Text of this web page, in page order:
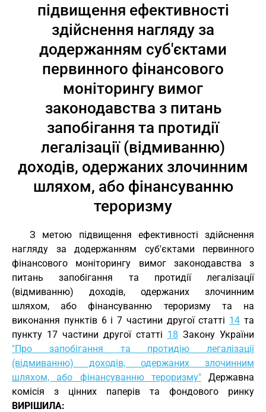
підвищення ефективності
здійснення нагляду за
додержанням суб'єктами
первинного фінансового
моніторингу вимог
законодавства з питань
запобігання та протидії
легалізації (відмиванню)
доходів, одержаних злочинним
шляхом, або фінансуванню
тероризму
З метою підвищення ефективності здійснення
нагляду за додержанням суб'єктами первинного
фінансового моніторингу вимог законодавства з
питань запобігання та протидії легалізації
(відмиванню) доходів, одержаних злочинним
шляхом, або фінансуванню тероризму та на
виконання пунктів 6 і 7 частини другої статті 14 та
пункту 17 частини другої статті 18 Закону України
"Про запобігання та протидію легалізації
(відмиванню) доходів, одержаних злочинним
шляхом, або фінансуванню тероризму"Державна
комісія з цінних паперів та фондового ринку
ВИРІШИЛА: